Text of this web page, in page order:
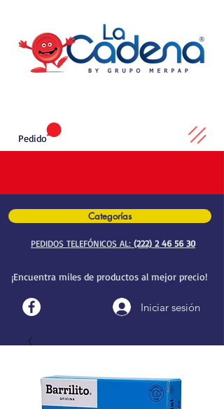
Categorías
PEDIDOS TELEFÓNICOS AL: (222) 2 46 56 30
¡Encuentra miles de productos al mejor precio!
Iniciar sesión
Pedido